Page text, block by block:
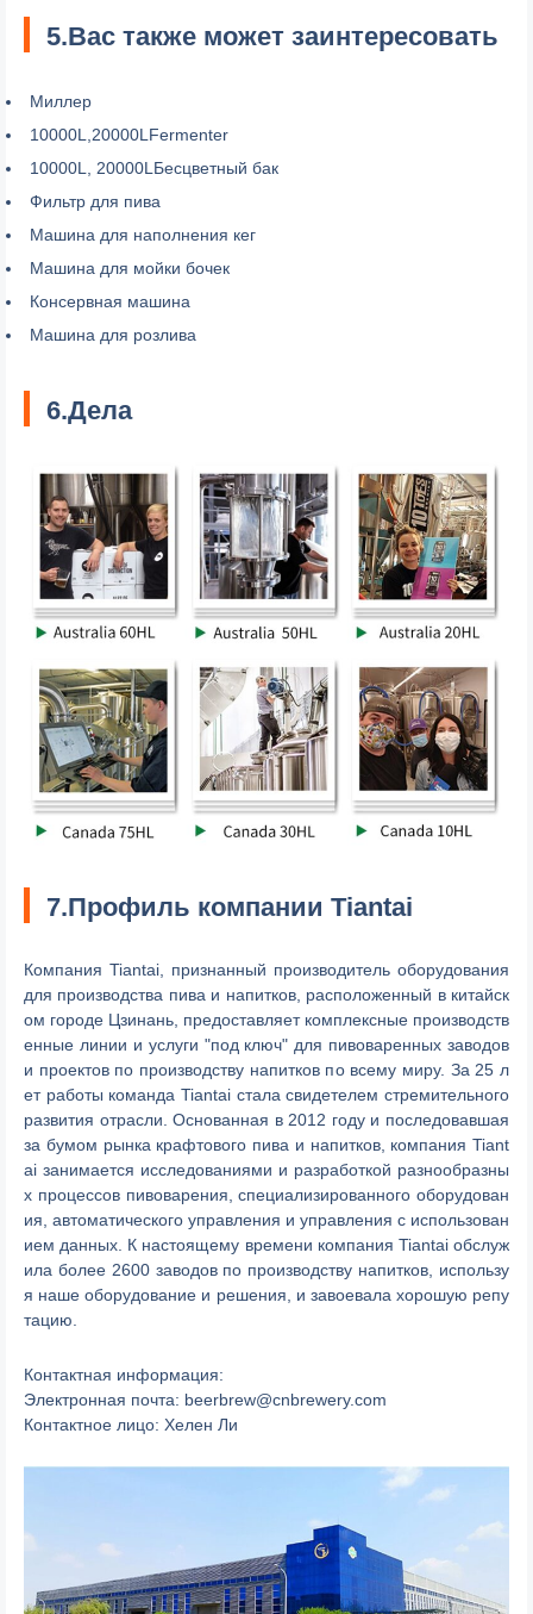
5.Вас также может заинтересовать
Миллер
10000L,20000LFermenter
10000L, 20000LБесцветный бак
Фильтр для пива
Машина для наполнения кег
Машина для мойки бочек
Консервная машина
Машина для розлива
6.Дела
7.Профиль компании Tiantai
Компания Tiantai, признанный производитель оборудования
для производства пива и напитков, расположенный в китайск
ом городе Цзинань, предоставляет комплексные производств
енные линии и услуги "под ключ" для пивоваренных заводов
и проектов по производству напитков по всему миру. За 25 л
ет работы команда Tiantai стала свидетелем стремительного
развития отрасли. Основанная в 2012 году и последовавшая
за бумом рынка крафтового пива и напитков, компания Tiant
ai занимается исследованиями и разработкой разнообразны
х процессов пивоварения, специализированного оборудован
ия, автоматического управления и управления с использован
ием данных. К настоящему времени компания Tiantai обслуж
ила более 2600 заводов по производству напитков, использу
я наше оборудование и решения, и завоевала хорошую репу
тацию.
Контактная информация:
Электронная почта: beerbrew@cnbrewery.com
Контактное лицо: Хелен Ли